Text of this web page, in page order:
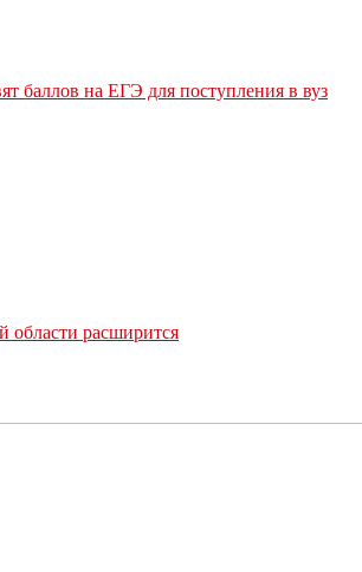
баллов на ЕГЭ для поступления в вуз
области расширится